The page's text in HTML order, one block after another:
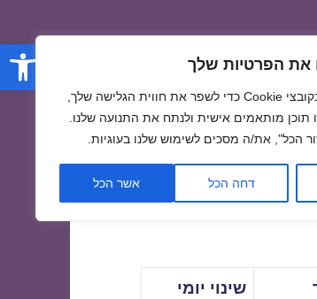
פתח את הפרטיות שלך
אנו משתמשים בקובצי Cookie כדי לשפר את חווית הגלישה שלך,
תוכן מותאמים אישית ולנתח את התנועה שלנו.
הכל", את/ה מסכים לשימוש שלנו בעוגיות.
דחה הכל אשר הכל
שינוי יומי